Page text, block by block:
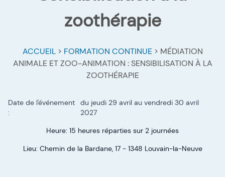
zoothérapie
ACCUEIL> FORMATION CONTINUE> MÉDIATION
ANIMALE ET ZOO-ANIMATION : SENSIBILISATION À LA
ZOOTHÉRAPIE
Date de l'événement
:
du jeudi 29 avril au vendredi 30 avril
2027
Heure: 15 heures réparties sur 2 journées
Lieu: Chemin de la Bardane, 17 - 1348 Louvain-la-Neuve